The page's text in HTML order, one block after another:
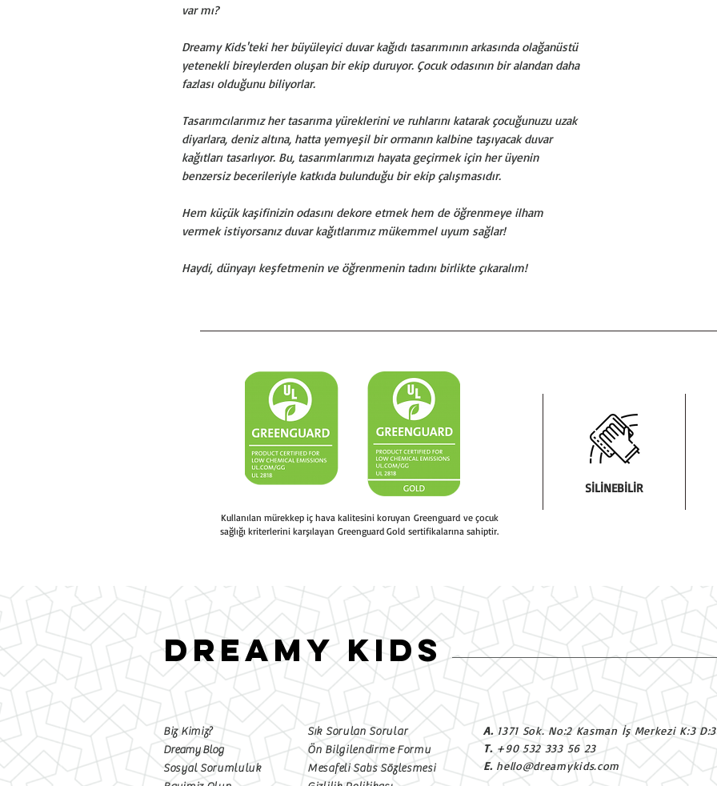
var mı?
Dreamy Kids'teki her büyüleyici duvar kağıdı tasarımının arkasında olağanüstü
yetenekli bireylerden oluşan bir ekip duruyor. Çocuk odasının bir alandan daha
fazlası olduğunu biliyorlar.
Tasarımcılarımız her tasarıma yüreklerini ve ruhlarını katarak çocuğunuzu uzak
diyarlara, deniz altına, hatta yemyeşil bir ormanın kalbine taşıyacak duvar
kağıtları tasarlıyor. Bu, tasarımlarımızı hayata geçirmek için her üyenin
benzersiz becerileriyle katkıda bulunduğu bir ekip çalışmasıdır.
Hem küçük kaşifinizin odasını dekore etmek hem de öğrenmeye ilham
vermek istiyorsanız duvar kağıtlarımız mükemmel uyum sağlar!
Haydi, dünyayı keşfetmenin ve öğrenmenin tadını birlikte çıkaralım!
SİLİNEBİLİR
Kullanılan mürekkep iç hava kalitesini koruyan Greenguard ve çocuk
sağlığı kriterlerini karşılayan Greenguard Gold sertifikalarına sahiptir.
DREAMY KIDS
Biz Kimiz?
Dreamy Blog
Sosyal Sorumluluk
Sık Sorulan Sorular
Ön Bilgilendirme Formu
Mesafeli Satıs Sözlesmesi
A.1371 Sok. No:2 Kasman İş Merkezi K:3
T.+90 532 333 56 23
E. hello@dreamykids.com